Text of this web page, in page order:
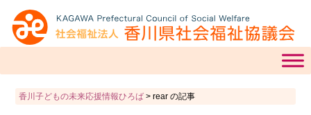
香川子どもの未来応援情報ひろば> rear の記事